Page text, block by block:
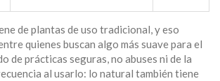
de plantas de uso tradicional, y eso
quienes buscan algo más suave para el
de prácticas seguras, no abuses ni de la
al usarlo: lo natural también tiene